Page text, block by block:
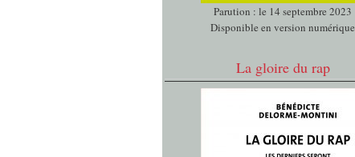
Parution : le 14 septembre 2023
Disponible en version numérique
La gloire du rap